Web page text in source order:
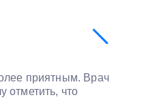
приятным. Врач
отметить, что